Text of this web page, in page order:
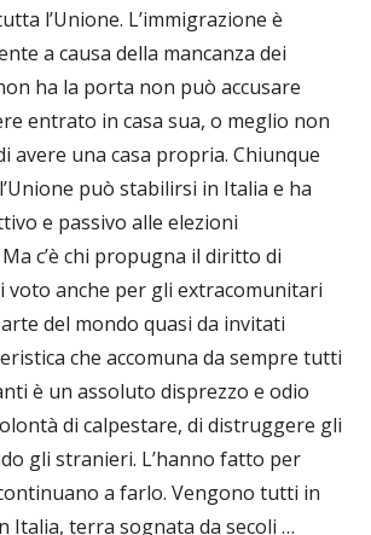
l’Unione. L’immigrazione è
a causa della mancanza dei
ha la porta non può accusare
entrato in casa sua, o meglio non
avere una casa propria. Chiunque
può stabilirsi in Italia e ha
e passivo alle elezioni
c’è chi propugna il diritto di
voto anche per gli extracomunitari
del mondo quasi da invitati
che accomuna da sempre tutti
è un assoluto disprezzo e odio
di calpestare, di distruggere gli
gli stranieri. L’hanno fatto per
a farlo. Vengono tutti in
Italia, terra sognata da secoli …